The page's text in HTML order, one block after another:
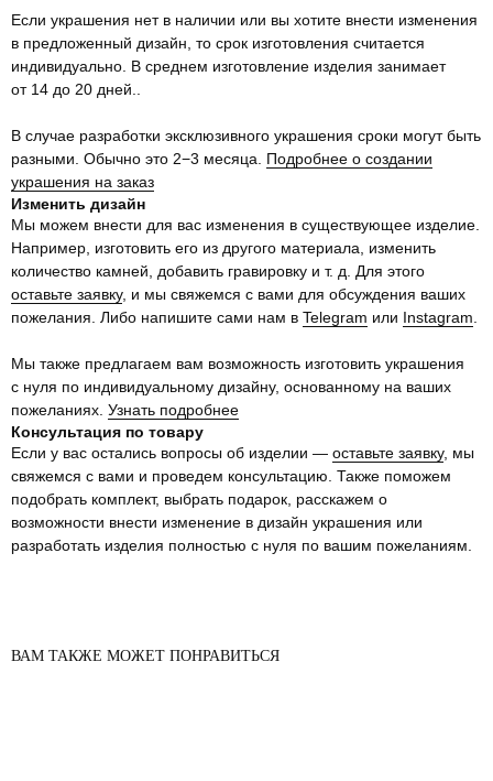
Если украшения нет в наличии или вы хотите внести изменения
в предложенный дизайн, то срок изготовления считается
индивидуально. В среднем изготовление изделия занимает
от 14 до 20 дней..
В случае разработки эксклюзивного украшения сроки могут быть
разными. Обычно это 2−3 месяца. Подробнее о создании
украшения на заказ
Изменить дизайн
Мы можем внести для вас изменения в существующее изделие.
Например, изготовить его из другого материала, изменить
количество камней, добавить гравировку и т. д. Для этого
оставьте заявку, и мы свяжемся с вами для обсуждения ваших
пожелания. Либо напишите сами нам в Telegram или Instagram
Мы также предлагаем вам возможность изготовить украшения
с нуля по индивидуальному дизайну, основанному на ваших
пожеланиях. Узнать подробнее
Консультация по товару
Если у вас остались вопросы об изделии — оставьте заявку, мы
свяжемся с вами и проведем консультацию. Также поможем
подобрать комплект, выбрать подарок, расскажем о
возможности внести изменение в дизайн украшения или
разработать изделия полностью с нуля по вашим пожеланиям.
ВАМ ТАКЖЕ МОЖЕТ ПОНРАВИТЬСЯ
@VEARBY